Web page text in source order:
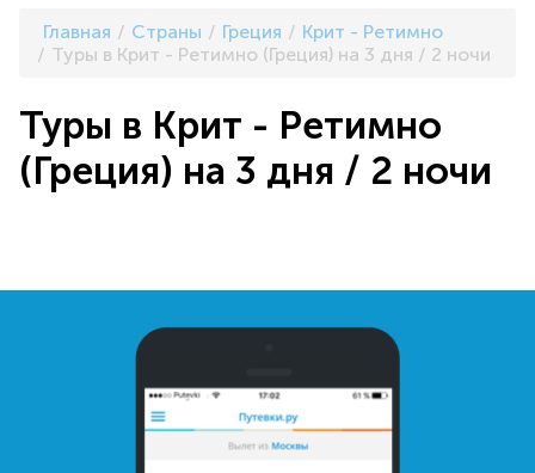
Документы и реквизиты
Главная Страны Греция
Крит - Ретимно
Туры в Крит - Ретимно (Греция) на 3 дня / 2 ночи
Туры в Крит - Ретимно
(Греция) на 3 дня / 2 ночи